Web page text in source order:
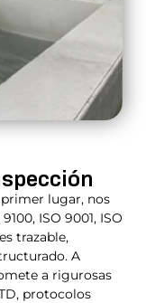
lugar, nos
ISO 9001, ISO
trazable,
A
a rigurosas
protocolos